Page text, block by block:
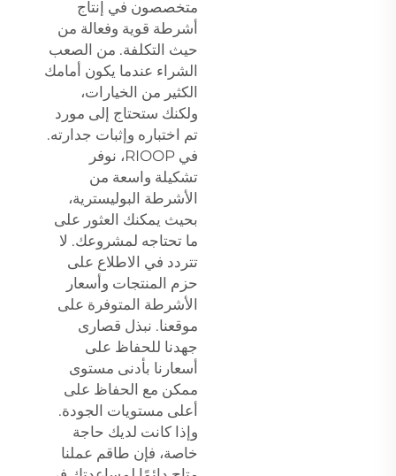
متخصصون في إنتاج
أشرطة قوية وفعالة من
حيث التكلفة. من الصعب
الشراء عندما يكون أمامك
الكثير من الخيارات،
ولكنك ستحتاج إلى مورد
تم اختباره وإثبات جدارته.
في RIOOP، نوفر
تشكيلة واسعة من
الأشرطة البوليسترية،
بحيث يمكنك العثور على
ما تحتاجه لمشروعك. لا
تتردد في الاطلاع على
حزم المنتجات وأسعار
الأشرطة المتوفرة على
موقعنا. نبذل قصارى
جهدنا للحفاظ على
أسعارنا بأدنى مستوى
ممكن مع الحفاظ على
أعلى مستويات الجودة.
وإذا كانت لديك حاجة
خاصة، فإن طاقم عملنا